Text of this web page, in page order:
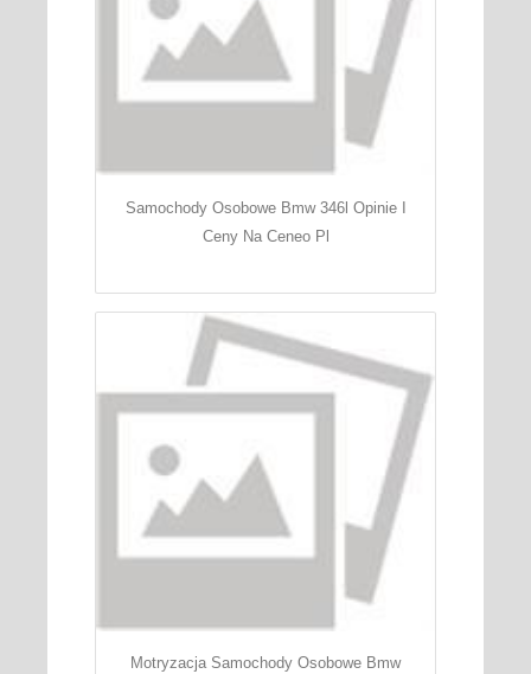
Samochody Osobowe Bmw 346l Opinie I
Ceny Na Ceneo Pl
Motryzacja Samochody Osobowe Bmw